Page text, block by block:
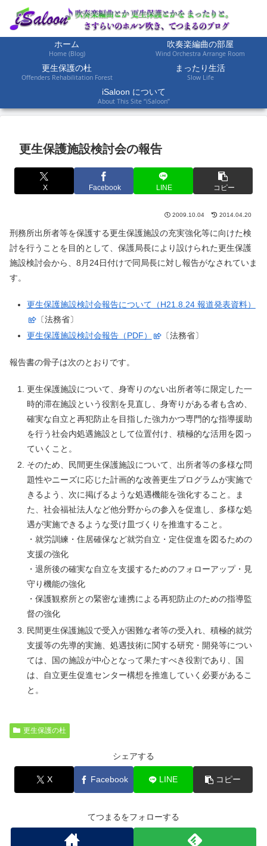
ホーム
Home (Blog)
吹奏楽編曲の部屋
Wind Orchestra Arrange Room
更生保護の杜
Offenders Rehabilitation Forest
まったり生活
Slow Life
iSaloon について
About This Site “iSaloon”
更生保護施設検討会の報告
X Facebook LINE コピー
2009.10.04 2014.04.20
刑務所出所者等を保護する更生保護施設の充実強化等に向けた検
討を行うことを目的として、保護局長により設けられた更生保護
施設検討会から、8月24日付けで同局長に対し報告がなされていま
す。
更生保護施設検討会報告について（H21.8.24 報道発表資料）
〔法務省〕
更生保護施設検討会報告（PDF）
〔法務省〕
報告書の骨子は次のとおりです。
更生保護施設について、身寄りのない出所者等に限定した一
時的滞在施設という役割を見直し、身寄りがある者も含め、
確実な自立と再犯防止を目指した強力かつ専門的な指導援助
を行う社会内処遇施設として位置付け、積極的な活用を図っ
ていくこと。
そのため、民間更生保護施設について、出所者等の多様な問
題性やニーズに応じた計画的な改善更生プログラムが実施で
きるよう、次に掲げるような処遇機能を強化すること。ま
た、社会福祉法人など他分野からの参入を促進し、多様な処
遇が実施できるような受け皿づくりを推進すること。
・就労訓練・住居確保など就労自立・定住促進を図るための
支援の強化
・退所後の確実な自立を支援するためのフォローアップ・見
守り機能の強化
・保護観察所との緊密な連携による再犯防止のための指導監
督の強化
民間更生保護施設で受入が困難な者等の受入れ、積極的就労
支援等の先導的実施、処遇技術に関する研究・開発等につい
ては、国の施設が中心となって果たすべき役割であり、国
は、自立更生促進センター構想を推進していく必要があるこ
と。
更生保護の杜
シェアする
X Facebook LINE コピー
てつまるをフォローする